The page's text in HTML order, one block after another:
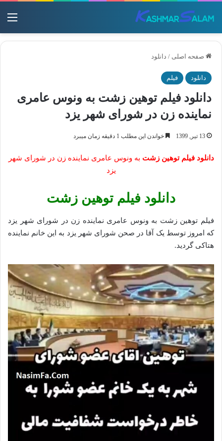
صفحه اصلی / دانلود
دانلود فیلم
دانلود فیلم توهین زشت به ونوس عامری
نماینده زن در شورای شهر یزد
13 تیر, 1399 خواندن این مطلب 1 دقیقه زمان میبرد
دانلود فیلم توهین زشت به ونوس عامری نماینده زن در شورای شهر
یزد
دانلود فیلم توهین زشت
فیلم توهین زشت به ونوس عامری نماینده زن در شورای شهر یزد
که امروز توسط یک آقا در صحن شورای شهر یزد به این خانم نماینده
هتاکی گردید.